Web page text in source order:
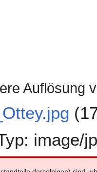
Auflösung
image/